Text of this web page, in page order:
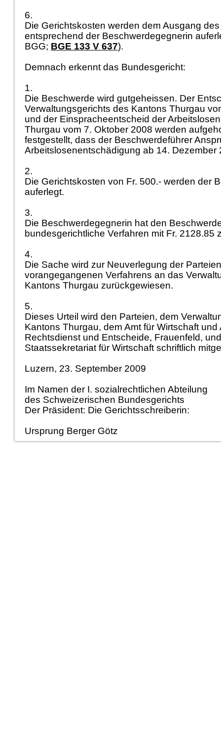
6.
Die Gerichtskosten werden dem Ausgang
entsprechend der Beschwerdegegnerin
BGG; BGE 133 V 637).
Demnach erkennt das Bundesgericht:
1.
Die Beschwerde wird gutgeheissen. Der
Verwaltungsgerichts des Kantons Thurgau
und der Einspracheentscheid der
Thurgau vom 7. Oktober 2008 werden
festgestellt, dass der Beschwerdeführer
Arbeitslosenentschädigung ab 14. Dezember
2.
Die Gerichtskosten von Fr. 500.- werden der
auferlegt.
3.
Die Beschwerdegegnerin hat den
bundesgerichtliche Verfahren mit Fr.
4.
Die Sache wird zur Neuverlegung der
vorangegangenen Verfahrens an das
Kantons Thurgau zurückgewiesen.
5.
Dieses Urteil wird den Parteien, dem
Kantons Thurgau, dem Amt für Wirtschaft und
Rechtsdienst und Entscheide, Frauenfeld,
Staatssekretariat für Wirtschaft schriftlich
Luzern, 23. September 2009
Im Namen der I. sozialrechtlichen Abteilung
des Schweizerischen Bundesgerichts
Der Präsident: Die Gerichtsschreiberin:
Ursprung Berger Götz